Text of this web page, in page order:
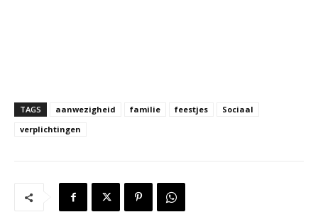
TAGS aanwezigheid familie feestjes
Sociaal
verplichtingen